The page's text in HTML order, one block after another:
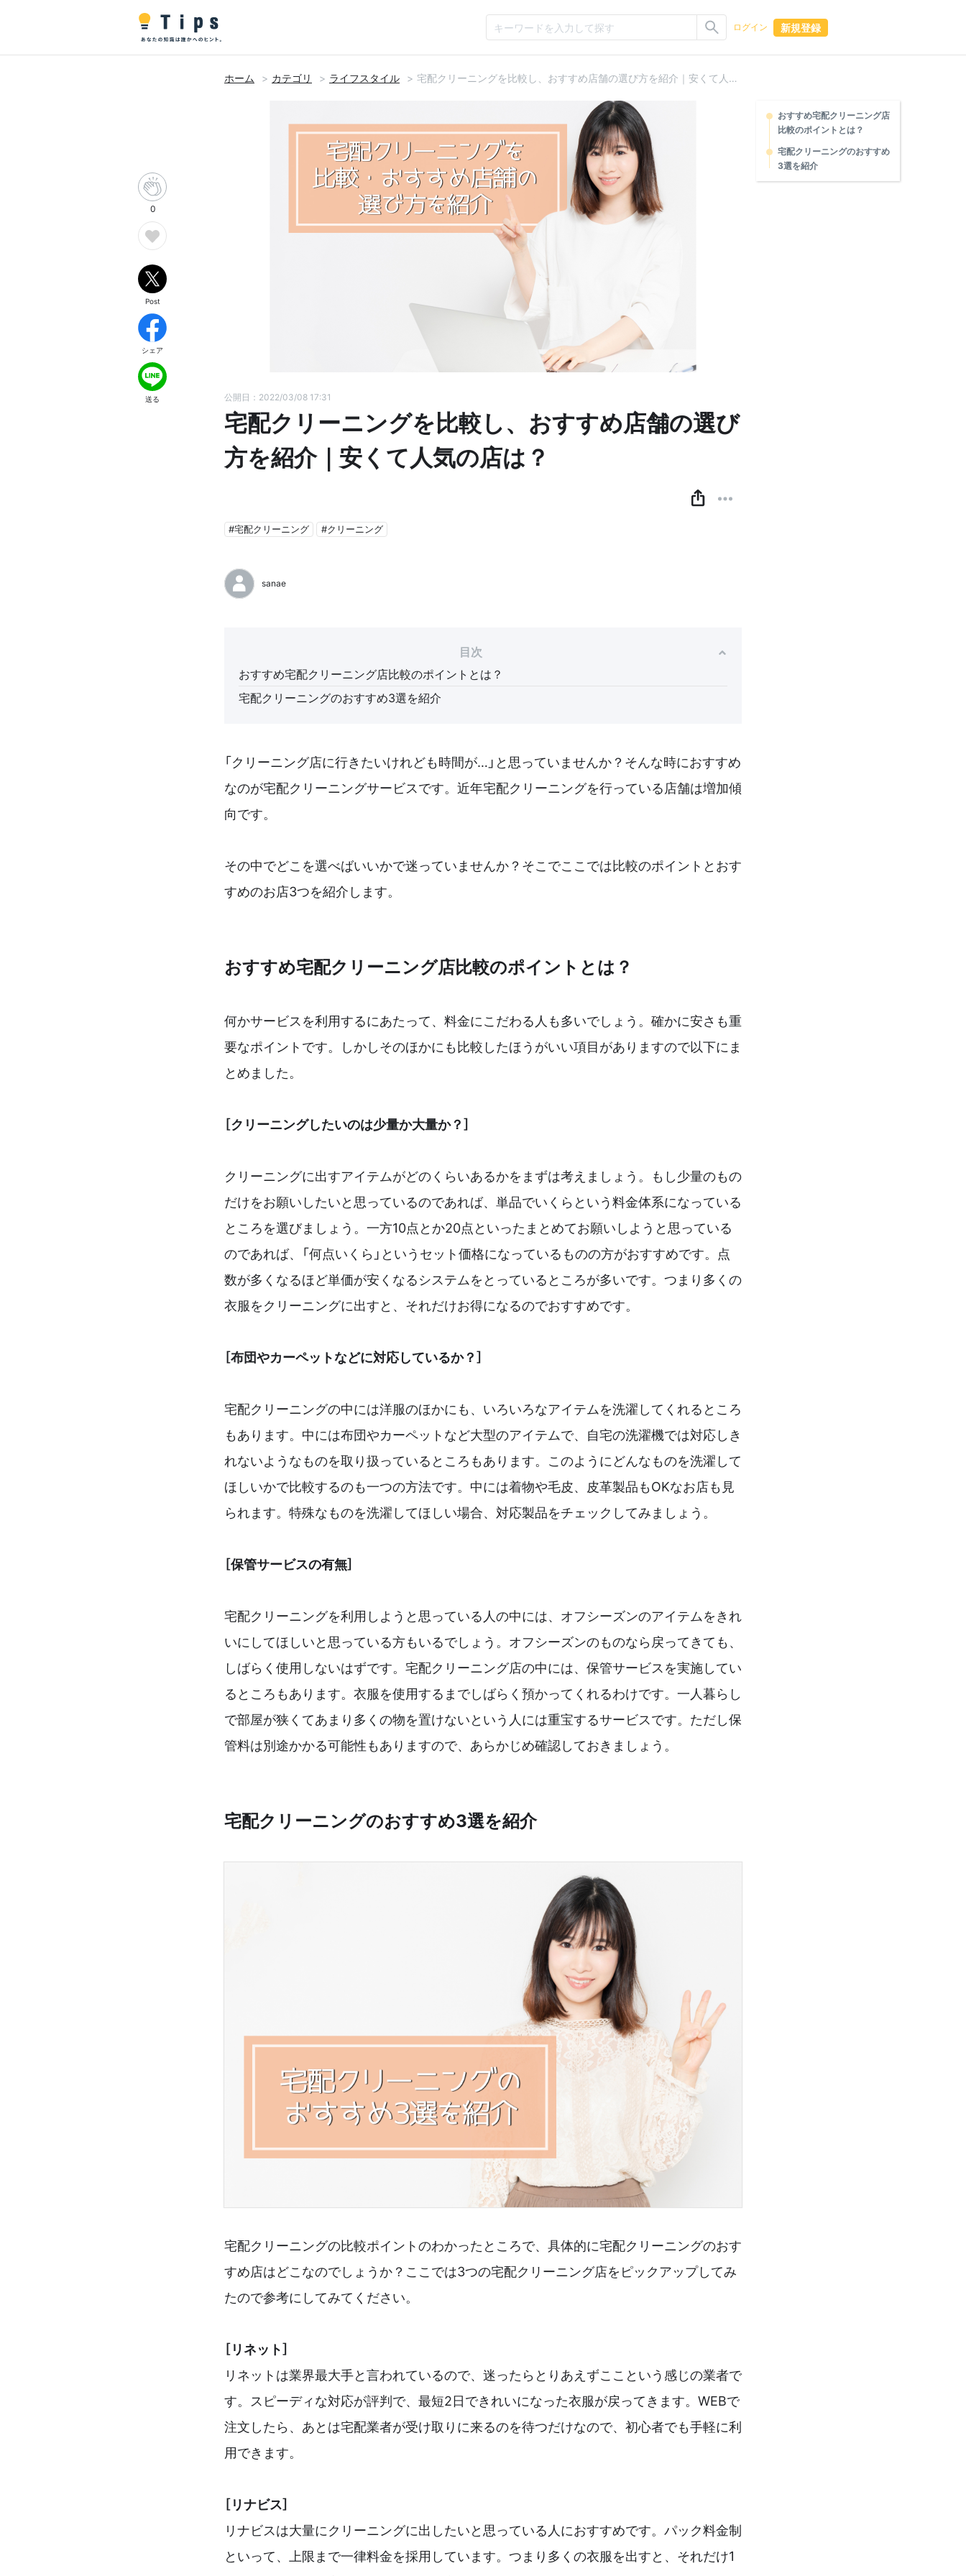
ログイン 新規登録
ホーム カテゴリ ライフスタイル 宅配クリーニングを比較し、おすすめ店舗の選び方を紹介｜安くて人気の店は？
公開日：2022/03/08 17:31
宅配クリーニングを比較し、おすすめ店舗の選び
方を紹介｜安くて人気の店は？
#宅配クリーニング #クリーニング
sanae
目次
おすすめ宅配クリーニング店比較のポイントとは？
宅配クリーニングのおすすめ3選を紹介
「クリーニング店に行きたいけれども時間が…」と思っていませんか？そんな時におすすめ
なのが宅配クリーニングサービスです。近年宅配クリーニングを行っている店舗は増加傾
向です。
その中でどこを選べばいいかで迷っていませんか？そこでここでは比較のポイントとおす
すめのお店3つを紹介します。
おすすめ宅配クリーニング店比較のポイントとは？
何かサービスを利用するにあたって、料金にこだわる人も多いでしょう。確かに安さも重
要なポイントです。しかしそのほかにも比較したほうがいい項目がありますので以下にま
とめました。
［クリーニングしたいのは少量か大量か？］
クリーニングに出すアイテムがどのくらいあるかをまずは考えましょう。もし少量のもの
だけをお願いしたいと思っているのであれば、単品でいくらという料金体系になっている
ところを選びましょう。一方10点とか20点といったまとめてお願いしようと思っている
のであれば、「何点いくら」というセット価格になっているものの方がおすすめです。点
数が多くなるほど単価が安くなるシステムをとっているところが多いです。つまり多くの
衣服をクリーニングに出すと、それだけお得になるのでおすすめです。
［布団やカーペットなどに対応しているか？］
宅配クリーニングの中には洋服のほかにも、いろいろなアイテムを洗濯してくれるところ
もあります。中には布団やカーペットなど大型のアイテムで、自宅の洗濯機では対応しき
れないようなものを取り扱っているところもあります。このようにどんなものを洗濯して
ほしいかで比較するのも一つの方法です。中には着物や毛皮、皮革製品もOKなお店も見
られます。特殊なものを洗濯してほしい場合、対応製品をチェックしてみましょう。
［保管サービスの有無］
宅配クリーニングを利用しようと思っている人の中には、オフシーズンのアイテムをきれ
いにしてほしいと思っている方もいるでしょう。オフシーズンのものなら戻ってきても、
しばらく使用しないはずです。宅配クリーニング店の中には、保管サービスを実施してい
るところもあります。衣服を使用するまでしばらく預かってくれるわけです。一人暮らし
で部屋が狭くてあまり多くの物を置けないという人には重宝するサービスです。ただし保
管料は別途かかる可能性もありますので、あらかじめ確認しておきましょう。
宅配クリーニングのおすすめ3選を紹介
宅配クリーニングの比較ポイントのわかったところで、具体的に宅配クリーニングのおす
すめ店はどこなのでしょうか？ここでは3つの宅配クリーニング店をピックアップしてみ
たので参考にしてみてください。
［リネット］
リネットは業界最大手と言われているので、迷ったらとりあえずここという感じの業者で
す。スピーディな対応が評判で、最短2日できれいになった衣服が戻ってきます。WEBで
注文したら、あとは宅配業者が受け取りに来るのを待つだけなので、初心者でも手軽に利
用できます。
［リナビス］
リナビスは大量にクリーニングに出したいと思っている人におすすめです。パック料金制
といって、上限まで一律料金を採用しています。つまり多くの衣服を出すと、それだけ1
おすすめ宅配クリーニング店
比較のポイントとは？
宅配クリーニングのおすすめ
3選を紹介
0
Post
シェア
送る